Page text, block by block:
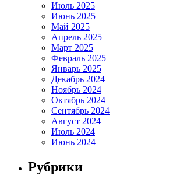
Июль 2025
Июнь 2025
Май 2025
Апрель 2025
Март 2025
Февраль 2025
Январь 2025
Декабрь 2024
Ноябрь 2024
Октябрь 2024
Сентябрь 2024
Август 2024
Июль 2024
Июнь 2024
Рубрики